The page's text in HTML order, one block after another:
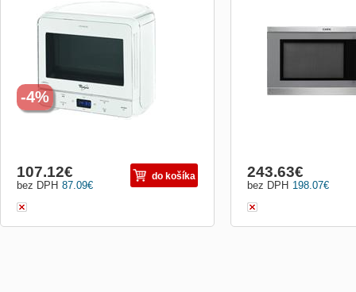
elektronická, Jet Defrost, průměr talíře 28
cm, interiér bílý, systém 3D, hodiny,
možno umístit do rohu, roz. (vxšxh) =
36,1x39,2x35cm, dětská pojistka, barva
87.09€
bez DPH
107.12€ do košíka
-4%
výkonových stupňů;
(mm): 325x520x510;
talíře: 315 mm
198.07€
bez DPH
243.63€